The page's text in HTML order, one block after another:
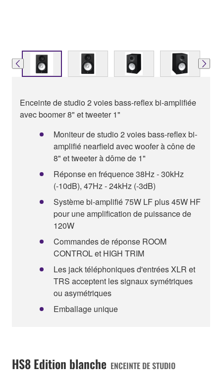
Enceinte de studio 2 voies bass-reflex bi-amplifiée
avec boomer 8" et tweeter 1"
Moniteur de studio 2 voies bass-reflex bi-
amplifié nearfield avec woofer à cône de
8" et tweeter à dôme de 1"
Réponse en fréquence 38Hz - 30kHz
(-10dB), 47Hz - 24kHz (-3dB)
Système bi-amplifié 75W LF plus 45W HF
pour une amplification de puissance de
120W
Commandes de réponse ROOM
CONTROL et HIGH TRIM
Les jack téléphoniques d'entrées XLR et
TRS acceptent les signaux symétriques
ou asymétriques
Emballage unique
HS8 Edition blanche ENCEINTE DE STUDIO